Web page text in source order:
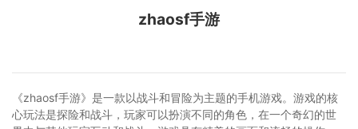
zhaosf手游
《zhaosf手游》是一款以战斗和冒险为主题的手机游戏。游戏的核
心玩法是探险和战斗，玩家可以扮演不同的角色，在一个奇幻的世